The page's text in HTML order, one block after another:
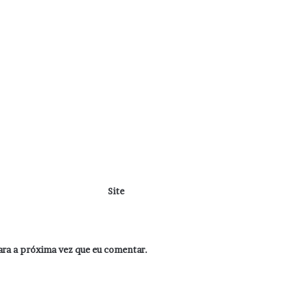
Site
a próxima vez que eu comentar.